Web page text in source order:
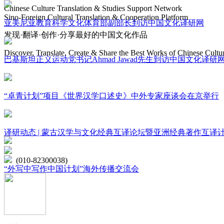
亚美尼亚教育科学文化体育部副部长到访中国文化译研网
巴基斯坦正义运动党书记Ahmad Jawad先生到访中国文化译研网
“卓青计划”项目《世界汉学口述史》中外专家座谈会在京举行
译研动态 | 蒙古汉学与文化经典互译论坛暨亚洲经典著作互译
“外写中写作中国计划”海外传播交流会
Chinese Culture Translation & Studies Support Network
Sino-Foreign Cultural Translation & Cooperation Platform
发现·翻译·创作·分享最好的中国文化作品
Discover, Translate, Create & Share the Best Works of Chinese
网站地图
微博
联系我们
(010-82300038)